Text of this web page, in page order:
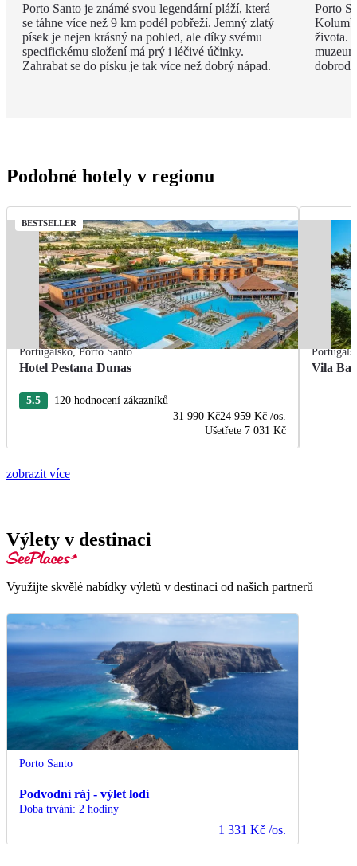
Porto Santo je známé svou legendární pláží, která
se táhne více než 9 km podél pobřeží. Jemný zlatý
písek je nejen krásný na pohled, ale díky svému
specifickému složení má prý i léčivé účinky.
Zahrabat se do písku je tak více než dobrý nápad.
Porto
života.
Podobné hotely v regionu
BESTSELLER
Portugalsko,Porto Santo
Hotel Pestana Dunas
5.5
120 hodnocení zákazníků
31 990 Kč24 959 Kč /os.
Ušetřete 7 031 Kč
Vila
zobrazit více
Výlety v destinaci
Využijte skvělé nabídky výletů v destinaci od našich partnerů
Porto Santo
Podvodní ráj - výlet lodí
Doba trvání: 2 hodiny
1 331 Kč /os.